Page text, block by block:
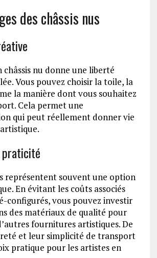
des châssis nus
nu donne une liberté
Vous pouvez choisir la toile, la
la manière dont vous souhaitez
Cela permet une
qui peut réellement donner vie
praticité
représentent souvent une option
En évitant les coûts associés
configurés, vous pouvez investir
des matériaux de qualité pour
fournitures artistiques. De
et leur simplicité de transport
pratique pour les artistes en